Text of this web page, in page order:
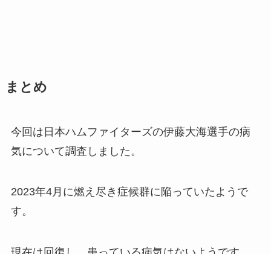
まとめ
今回は日本ハムファイターズの伊藤大海選手の病
気について調査しました。
2023年4月に燃え尽き症候群に陥っていたようで
す。